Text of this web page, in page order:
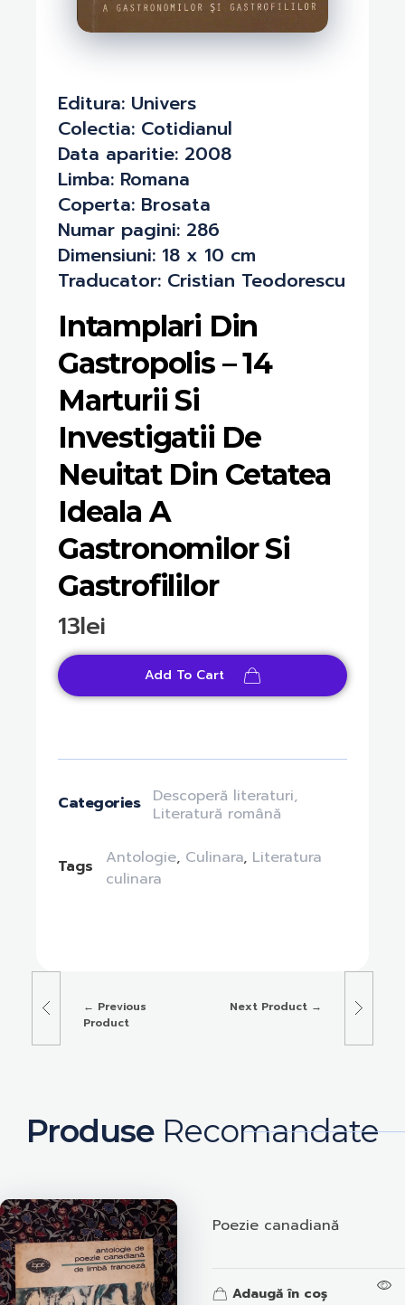
Intamplari Din
Gastropolis – 14
Marturii Si
Investigatii De
Neuitat Din Cetatea
Ideala A
Gastronomilor Si
Gastrofililor
13lei
Editura: Univers
Colectia: Cotidianul
Data aparitie: 2008
Limba: Romana
Coperta: Brosata
Numar pagini: 286
Dimensiuni: 18 x 10 cm
Traducator: Cristian Teodorescu
Add To Cart
Categories Descoperă literaturi,
Literatură română
Tags Antologie, Culinara, Literatura
culinara
Previous
Product
Next Product
Produse Recomandate
Poezie canadiană
Adaugă în coș